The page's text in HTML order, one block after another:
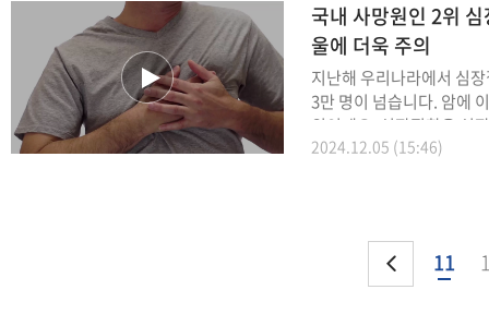
고속도로에서 발생한 2차
로 치사율이 54%에 달합
국내 사망원인 2위
울에 더욱 주의
지난해 우리나라에서 심
3만 명이 넘습니다. 암에 이어 한국인 사망원인 2
위인데요. 심장질환은 심장과 주요 동맥, 혈관에
발생하는 질환을 말합니다.
2024.12.05 (15:46)
11